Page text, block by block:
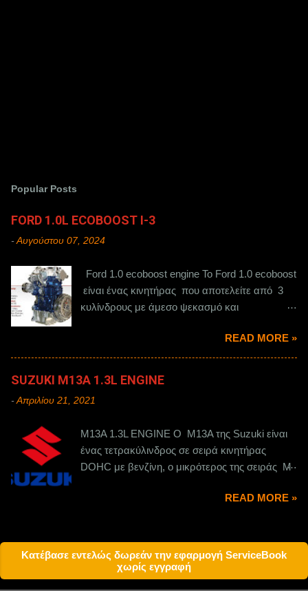
Popular Posts
FORD 1.0L ECOBOOST Ι-3
- Αυγούστου 07, 2024
Ford 1.0 ecoboost engine Το Ford 1.0 ecoboost
είναι ένας κινητήρας που αποτελείτε από 3
κυλίνδρους με άμεσο ψεκασμό και
READ MORE »
SUZUKI M13A 1.3L ENGINE
- Απριλίου 21, 2021
M13A 1.3L ENGINE Ο M13A της Suzuki είναι
ένας τετρακύλινδρος σε σειρά κινητήρας
DOHC με βενζίνη, ο μικρότερος της σειράς M
READ MORE »
Κατέβασε εντελώς δωρεάν την εφαρμογή ServiceBook
χωρίς εγγραφή